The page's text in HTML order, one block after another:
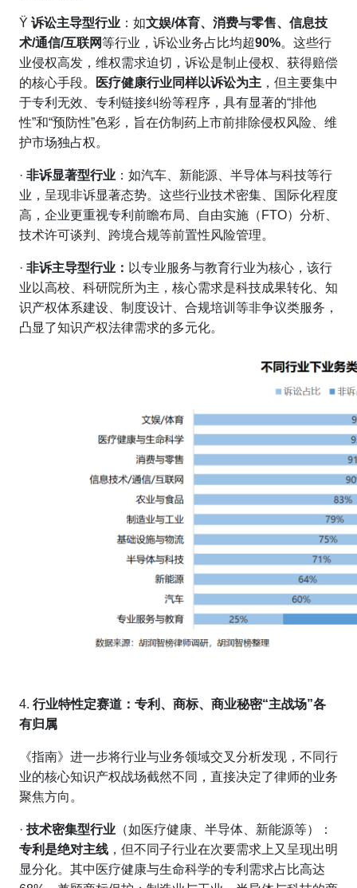
Ÿ 诉讼主导型行业 ：如文娱/体育、消费与零售、信息技
术/通信/互联网等行业，诉讼业务占比均超90%。这些行
业侵权高发，维权需求迫切，诉讼是制止侵权、获得赔偿
的核心手段。
医疗健康行业同样以诉讼为主 ，但主要集中
于专利无效、 专利链接纠纷等程序，具有显著的“排他
性”和“预防性”色彩，旨在仿制药上市前排除侵权风险、维
护市场独占权。
· 非诉显著型行业 ：如汽车、新能源、半导体与科技等行
业，呈现非诉显著态势。这些行业技术密集、国际化程度
高，企业更重视专利前瞻布局、自由实施（FTO）分析、
技术许可谈判、跨境合规等前置性风险管理。
· 非诉主导型行业： 以专业服务与教育行业为核心，该行
业以高校、科研院所为主，核心需求是科技成果转化、知
识产权体系建设、制度设计、合规培训等非争议类服务，
凸显了知识产权法律需求的多元化。
4. 行业特性定赛道 ：专利、商标、商业秘密“主战场”各
有归属
《指南》进一步将行业与业务领域交叉分析发现，不同行
业的核心知识产权战场截然不同，直接决定了律师的业务
聚焦方向。
· 技术密集型行业 （如医疗健康、半导体、新能源等）：
专利是绝对主线 ，但不同子行业在次要需求上又呈现出明
显分化。其中医疗健康与生命科学的专利需求占比高达